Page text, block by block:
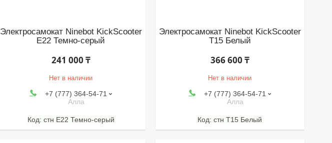
Электросамокат Ninebot KickScooter
E22 Темно-серый
241 000 ₸
Нет в наличии
+7 (777) 364-54-71
Алла
стн E22 Темно-серый
Электросамокат Ninebot KickScooter
T15 Белый
366 600 ₸
Нет в наличии
+7 (777) 364-54-71
Алла
стн T15 Белый